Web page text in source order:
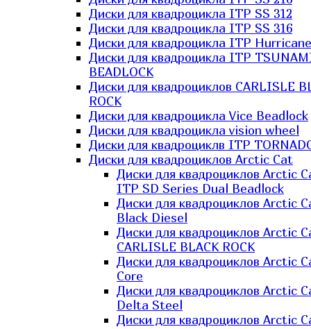
Диски для квадроцикла ITP SS 312
Диски для квадроцикла ITP SS 316
Диски для квадроцикла ITP Hurricane
Диски для квадроцикла ITP
BEADLOCK
Диски для квадроциклов CARLISLE
ROCK
Диски для квадроцикла Vice Beadlock
Диски для квадроцикла vision wheel
Диски для квадроциклв ITP
Диски для квадроциклов Arctic Cat
Диски для квадроциклов Arctic
ITP SD Series Dual Beadlock
Диски для квадроциклов Arctic
Black Diesel
Диски для квадроциклов Arctic
CARLISLE BLACK ROCK
Диски для квадроциклов Arctic
Core
Диски для квадроциклов Arctic
Delta Steel
Диски для квадроциклов Arctic